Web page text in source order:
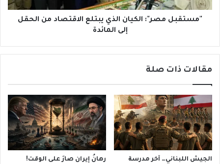
إلى
المائدة"مستقبل مصر": الكيان الذي يبتلع الاقتصاد من الحقل
إلى المائدة
مقالات ذات صلة
الجيش اللبناني… آخر مدرسة
رهانُ إيران صارَ على الوقت!